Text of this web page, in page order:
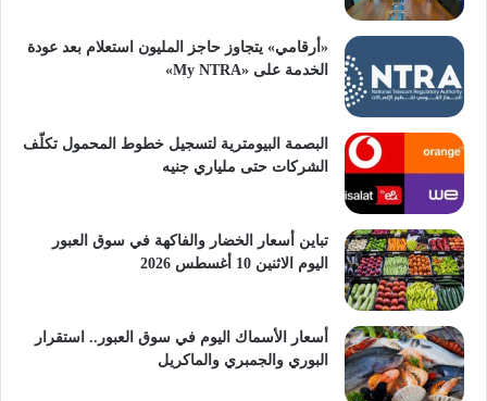
«أرقامي» يتجاوز حاجز المليون استعلام بعد عودة
الخدمة على «My NTRA»
البصمة البيومترية لتسجيل خطوط المحمول تكلّف
الشركات حتى ملياري جنيه
تباين أسعار الخضار والفاكهة في سوق العبور
اليوم الاثنين 10 أغسطس 2026
أسعار الأسماك اليوم في سوق العبور.. استقرار
البوري والجمبري والماكريل